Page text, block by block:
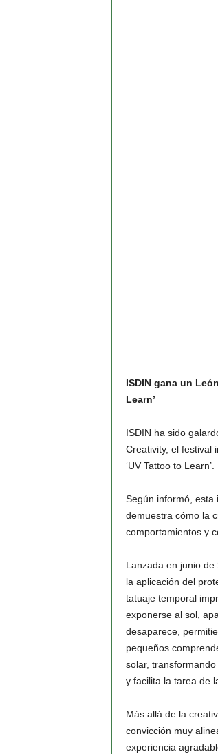
ISDIN gana un
Learn’
ISDIN ha sido
Creativity, el festival
‘UV Tattoo to Learn’.
Según informó, esta
demuestra cómo la
comportamientos y
Lanzada en junio
la aplicación del
tatuaje temporal
exponerse al sol,
desaparece,
pequeños
solar,
y facilita la tarea de
Más allá de la
convicción muy
experiencia